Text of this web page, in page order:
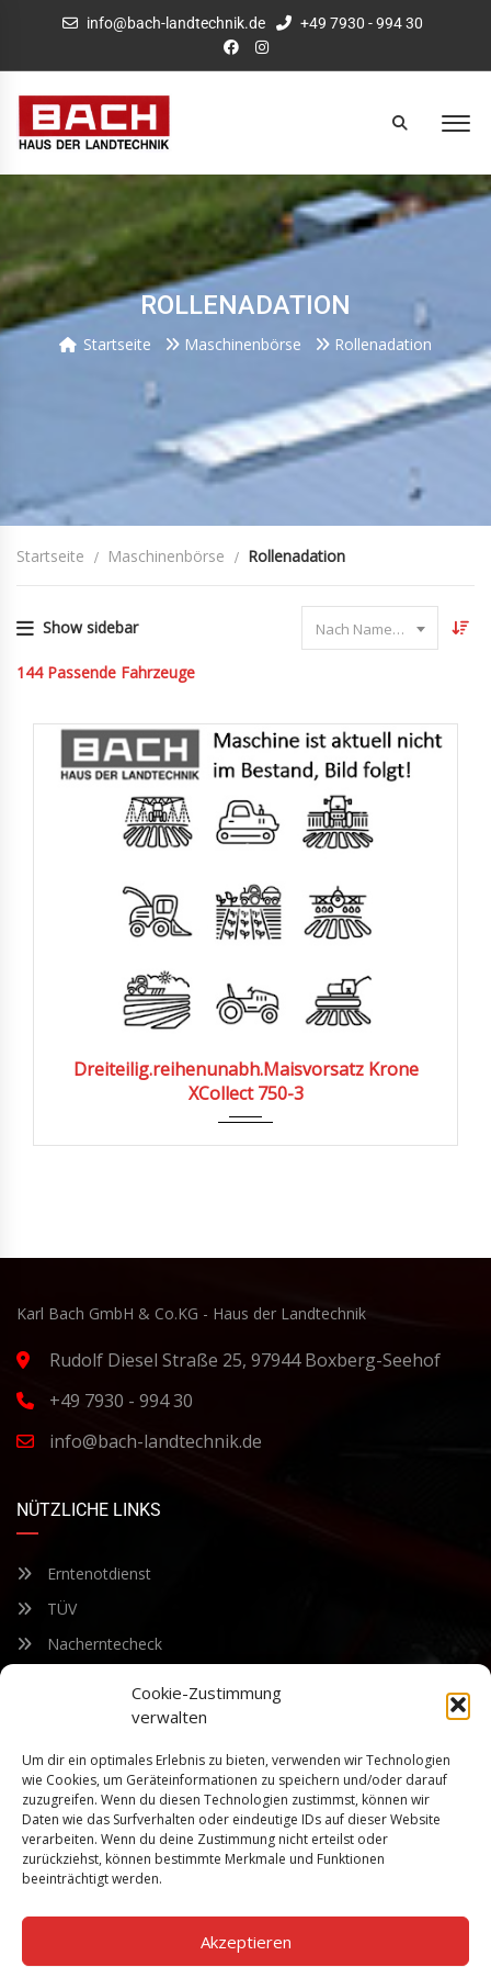
Cookie-Zustimmung
verwalten
Um dir ein optimales Erlebnis zu bieten, verwenden wir Technologien
wie Cookies, um Geräteinformationen zu speichern und/oder darauf
zuzugreifen. Wenn du diesen Technologien zustimmst, können wir
Daten wie das Surfverhalten oder eindeutige IDs auf dieser Website
verarbeiten. Wenn du deine Zustimmung nicht erteilst oder
zurückziehst, können bestimmte Merkmale und Funktionen
beeinträchtigt werden.
Akzeptieren
info@bach-landtechnik.de +49 7930 - 994 30
ROLLENADATION
Startseite Maschinenbörse Rollenadation
Startseite Maschinenbörse Rollenadation
Show sidebar Nach Name sortieren
144 Passende Fahrzeuge
Dreiteilig.reihenunabh.Maisvorsatz Krone
XCollect 750-3
Karl Bach GmbH & Co.KG - Haus der Landtechnik
Rudolf Diesel Straße 25, 97944 Boxberg-Seehof
+49 7930 - 994 30
info@bach-landtechnik.de
NÜTZLICHE LINKS
Erntenotdienst
TÜV
Nacherntecheck
FÜR UNSEREN NEWSLETTER ANMELDEN
Bleiben Sie auf dem Laufenden über unsere sich ständig
weiterentwickelnden Produkteigenschaften und Technologien.
Geben Sie Ihre E-Mail-Adresse ein und abonnieren Sie unseren
Newsletter.